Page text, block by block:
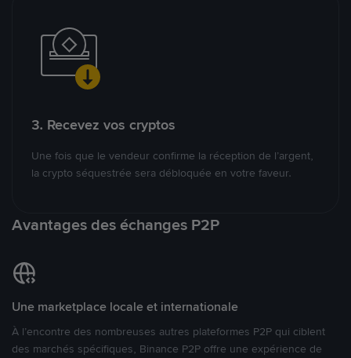
3. Recevez vos cryptos
Une fois que le vendeur confirme la réception de l’argent,
la crypto séquestrée sera débloquée en votre faveur.
Avantages des échanges P2P
Une marketplace locale et internationale
À l’encontre des nombreuses autres plateformes P2P qui ciblent
des marchés spécifiques, Binance P2P offre une expérience de